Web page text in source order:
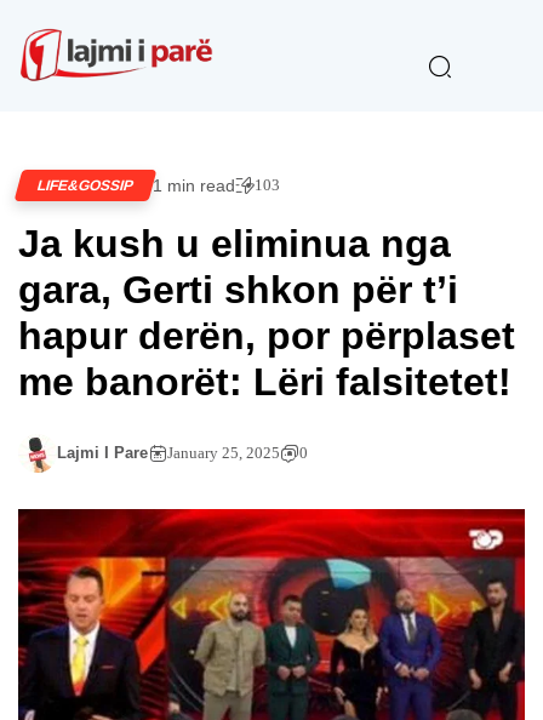
LIFE&GOSSIP 1 min read 103
Ja kush u eliminua nga
gara, Gerti shkon për t’i
hapur derën, por përplaset
me banorët: Lëri falsitetet!
Lajmi I Pare January 25, 2025 0